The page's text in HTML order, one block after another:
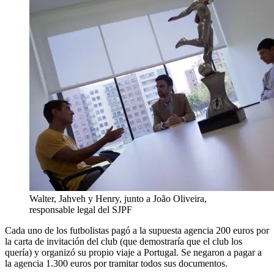
Walter, Jahveh y Henry, junto a João Oliveira,
responsable legal del SJPF
Cada uno de los futbolistas pagó a la supuesta agencia 200 euros por
la carta de invitación del club (que demostraría que el club los
quería) y organizó su propio viaje a Portugal. Se negaron a pagar a
la agencia 1.300 euros por tramitar todos sus documentos.